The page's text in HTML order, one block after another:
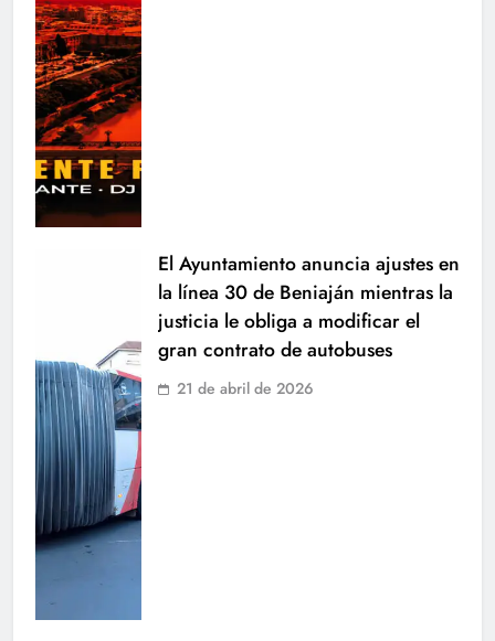
El Ayuntamiento anuncia ajustes en
la línea 30 de Beniaján mientras la
justicia le obliga a modificar el
gran contrato de autobuses
21 de abril de 2026